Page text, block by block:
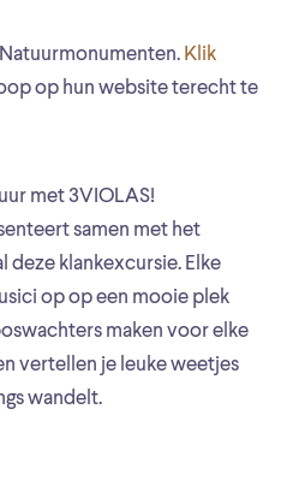
Klik
op hun website terecht te
met 3VIOLAS!
samen met het
deze klankexcursie. Elke
op op een mooie plek
maken voor elke
vertellen je leuke weetjes
wandelt.